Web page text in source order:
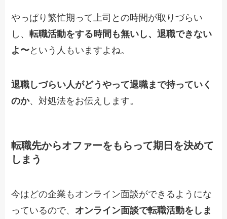
やっぱり繁忙期って上司との時間が取りづらい
し、転職活動をする時間も無いし、退職できない
よ〜という人もいますよね。
退職しづらい人がどうやって退職まで持っていく
のか、対処法をお伝えします。
転職先からオファーをもらって期日を決めて
しまう
今はどの企業もオンライン面談ができるようにな
っているので、 オンライン面談で転職活動をしま